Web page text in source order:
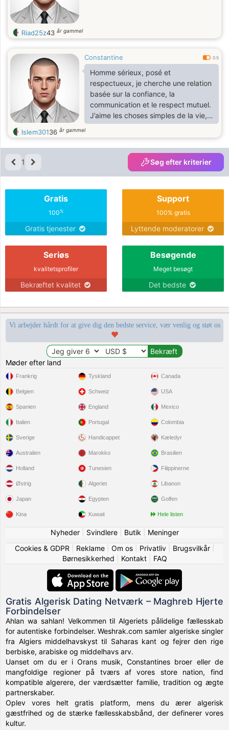
Riad25z43 år gammel
Constantine 0.5
Homme sérieux, posé et
respectueux, je cherche une relation
basée sur la confiance, la
communication et le respect mutuel.
J’aime les choses simples de la vie,
les discussions profondes autant
que les moments légers. Si tu
recherches quelque chose de vrai et
durable, alors faisons connaissance.
Islem30136 år gammel
1 Søg efter kriterier
Gratis
100%
Gratis tjenester
Support
100% gratis
Lyttende moderatorer
Seriøs
kvalitetsprofiler
Bekræftet kvalitet
Besøgende
Meget besøgt
Det bedste
Vi arbejder hårdt for at give dig den bedste service, vær venlig og støt os
Møder efter land
Frankrig
Belgien
Spanien
Italien
Sverige
Tyskland
Schweiz
England
Portugal
Handicappet
Canada
USA
Mexico
Colombia
Kæledyr
Australien
Holland
Østrig
Japan
Kina
Marokko
Tunesien
Algeriet
Egypten
Kuwait
Brasilien
Filippinerne
Libanon
Golfen
Hele listen
Nyheder| Svindlere| Butik
Meninger
Cookies & GDPR
Reklame| Om os| Privatliv| Brugsvilkår|
Børnesikkerhed
Kontakt| FAQ
Gratis Algerisk Dating Netværk – Maghreb Hjerte
Forbindelser
Ahlan wa sahlan! Velkommen til Algeriets pålidelige fællesskab
for autentiske forbindelser. Weshrak.com samler algeriske singler
fra Algiers middelhavskyst til Saharas kant og fejrer den rige
berbiske, arabiske og middelhavs arv.
Uanset om du er i Orans musik, Constantines broer eller de
mangfoldige regioner på tværs af vores store nation, find
kompatible algerere, der værdsætter familie, tradition og ægte
partnerskaber.
Oplev vores helt gratis platform, mens du ærer algerisk
gæstfrihed og de stærke fællesskabsbånd, der definerer vores
kultur.